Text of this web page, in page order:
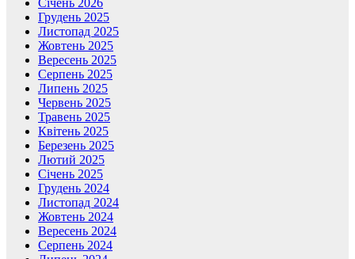
Січень 2026
Грудень 2025
Листопад 2025
Жовтень 2025
Вересень 2025
Серпень 2025
Липень 2025
Червень 2025
Травень 2025
Квітень 2025
Березень 2025
Лютий 2025
Січень 2025
Грудень 2024
Листопад 2024
Жовтень 2024
Вересень 2024
Серпень 2024